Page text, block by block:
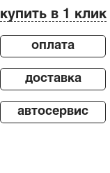
купить в 1 клик
оплата
доставка
автосервис